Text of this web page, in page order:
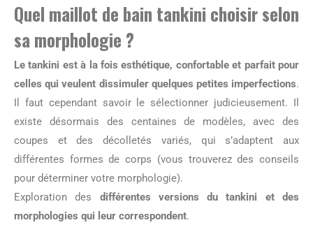
Quel maillot de bain tankini choisir selon
sa morphologie ?
Le tankini est à la fois esthétique, confortable et parfait pour
celles qui veulent dissimuler quelques petites imperfections.
Il faut cependant savoir le sélectionner judicieusement. Il
existe désormais des centaines de modèles, avec des
coupes et des décolletés variés, qui s’adaptent aux
différentes formes de corps (vous trouverez des conseils
pour déterminer votre morphologie).
Exploration des différentes versions du tankini et des
morphologies qui leur correspondent.